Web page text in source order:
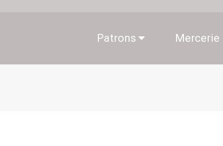
Patrons Mercerie